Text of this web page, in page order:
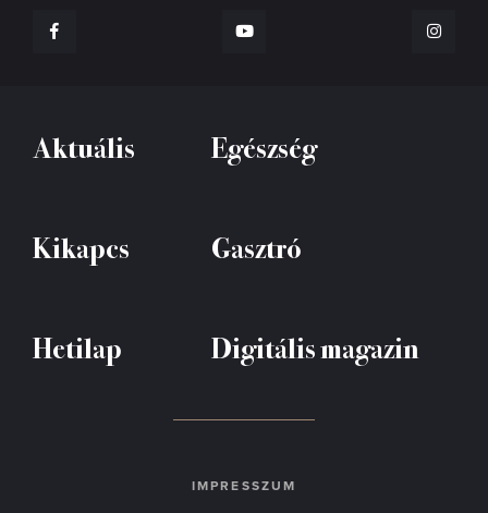
Aktuális Egészség
Kikapcs Gasztró
Hetilap Digitális magazin
IMPRESSZUM